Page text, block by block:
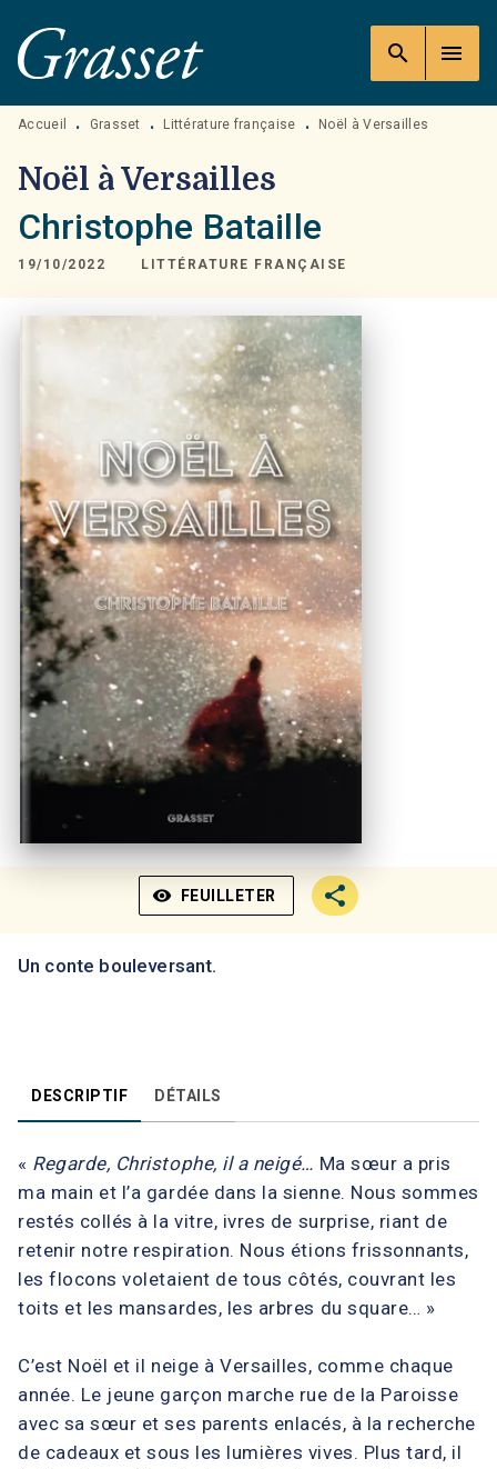
MENU RECHERCHE
PIED DE PAGE
search menu
Accueil • Grasset • Littérature française • Noël à Versailles
Noël à Versailles
Christophe Bataille
19/10/2022 LITTÉRATURE FRANÇAISE
visibility FEUILLETER
Un conte bouleversant.
DESCRIPTIF DÉTAILS
« Regarde, Christophe, il a neigé… Ma sœur a pris
ma main et l’a gardée dans la sienne. Nous sommes
restés collés à la vitre, ivres de surprise, riant de
retenir notre respiration. Nous étions frissonnants,
les flocons voletaient de tous côtés, couvrant les
toits et les mansardes, les arbres du square… »
C’est Noël et il neige à Versailles, comme chaque
année. Le jeune garçon marche rue de la Paroisse
avec sa sœur et ses parents enlacés, à la recherche
de cadeaux et sous les lumières vives. Plus tard, il